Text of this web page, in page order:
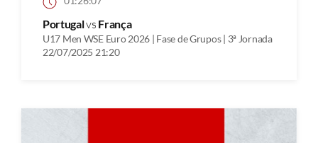
Portugalvs França
U17 Men WSE Euro 2026 | Fase de Grupos | 3ª Jornada
22/07/2025 21:20